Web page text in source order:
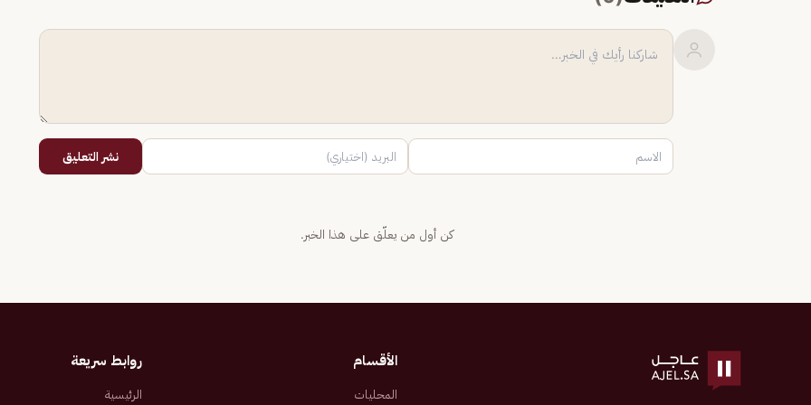
نشر التعليق
كن أول من يعلّق على هذا الخبر.
الأقسام
المحليات
روابط سريعة
الرئيسية